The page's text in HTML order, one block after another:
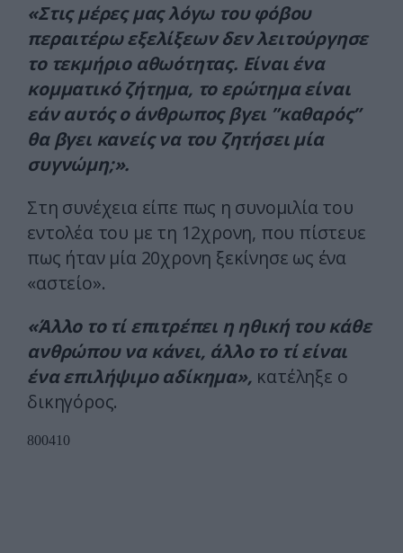
«Στις μέρες μας λόγω του φόβου
περαιτέρω εξελίξεων δεν λειτούργησε
το τεκμήριο αθωότητας. Είναι ένα
κομματικό ζήτημα, το ερώτημα είναι
εάν αυτός ο άνθρωπος βγει ”καθαρός”
θα βγει κανείς να του ζητήσει μία
συγνώμη;».
Στη συνέχεια είπε πως η συνομιλία του
εντολέα του με τη 12χρονη, που πίστευε
πως ήταν μία 20χρονη ξεκίνησε ως ένα
«αστείο».
«Άλλο το τί επιτρέπει η ηθική του κάθε
ανθρώπου να κάνει, άλλο το τί είναι
ένα επιλήψιμο αδίκημα», κατέληξε ο
δικηγόρος.